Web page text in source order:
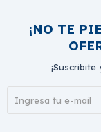
¡NO TE